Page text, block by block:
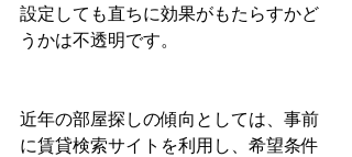
設定しても直ちに効果がもたらすかど
うかは不透明です。
近年の部屋探しの傾向としては、事前
に賃貸検索サイトを利用し、希望条件